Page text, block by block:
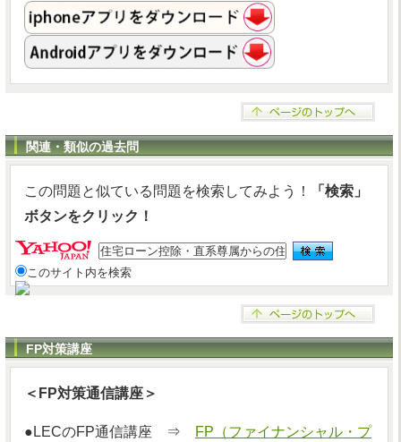
関連・類似の過去問
この問題と似ている問題を検索してみよう！
「検索」
ボタンをクリック！
このサイト内を検索
FP対策講座
＜FP対策通信講座＞
●LECのFP通信講座 ⇒
FP（ファイナンシャル・プ